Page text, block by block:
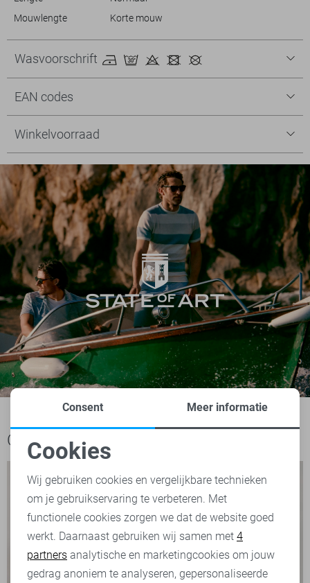
Mouwlengte
Korte mouw
Wasvoorschrift
EAN codes
Winkelvoorraad
Ook het bekijken waard
Noodzakelijke cookies
Personalisatie cookies
Analytische cookies
Marketing cookies
Consent Meer informatie
Cookies
Wij gebruiken cookies en vergelijkbare technieken
om je gebruikservaring te verbeteren. Met
functionele cookies zorgen we dat de website goed
werkt. Daarnaast gebruiken wij samen met 4
partners analytische en marketingcookies om jouw
gedrag anoniem te analyseren, gepersonaliseerde